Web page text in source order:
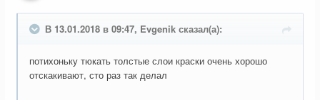
В 13.01.2018 в 09:47, Evgenik сказал(а):
потихоньку тюкать толстые слои краски очень хорошо
отскакивают, сто раз так делал